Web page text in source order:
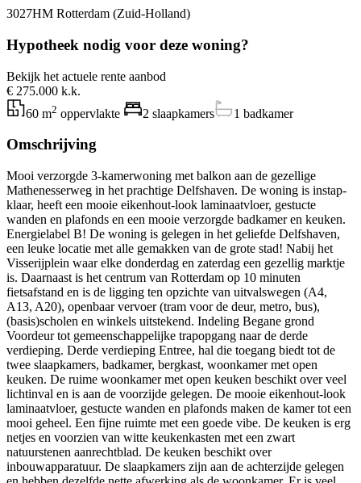
3027HM Rotterdam (Zuid-Holland)
Hypotheek nodig voor deze woning?
Bekijk het actuele rente aanbod
€ 275.000 k.k.
60 m2 oppervlakte 2 slaapkamers 1 badkamer
Omschrijving
Mooi verzorgde 3-kamerwoning met balkon aan de gezellige
Mathenesserweg in het prachtige Delfshaven. De woning is instap-
klaar, heeft een mooie eikenhout-look laminaatvloer, gestucte
wanden en plafonds en een mooie verzorgde badkamer en keuken.
Energielabel B! De woning is gelegen in het geliefde Delfshaven,
een leuke locatie met alle gemakken van de grote stad! Nabij het
Visserijplein waar elke donderdag en zaterdag een gezellig marktje
is. Daarnaast is het centrum van Rotterdam op 10 minuten
fietsafstand en is de ligging ten opzichte van uitvalswegen (A4,
A13, A20), openbaar vervoer (tram voor de deur, metro, bus),
(basis)scholen en winkels uitstekend. Indeling Begane grond
Voordeur tot gemeenschappelijke trapopgang naar de derde
verdieping. Derde verdieping Entree, hal die toegang biedt tot de
twee slaapkamers, badkamer, bergkast, woonkamer met open
keuken. De ruime woonkamer met open keuken beschikt over veel
lichtinval en is aan de voorzijde gelegen. De mooie eikenhout-look
laminaatvloer, gestucte wanden en plafonds maken de kamer tot een
mooi geheel. Een fijne ruimte met een goede vibe. De keuken is erg
netjes en voorzien van witte keukenkasten met een zwart
natuurstenen aanrechtblad. De keuken beschikt over
inbouwapparatuur. De slaapkamers zijn aan de achterzijde gelegen